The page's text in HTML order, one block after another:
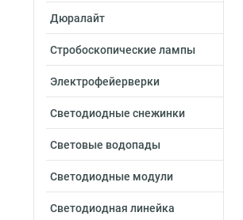
Дюралайт
Стробоскопические лампы
Электрофейерверки
Светодиодные снежинки
Световые водопады
Светодиодные модули
Светодиодная линейка